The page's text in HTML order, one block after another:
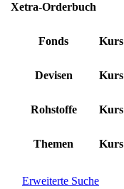
Xetra-Orderbuch
Fonds Kurs
Devisen Kurs
Rohstoffe Kurs
Themen Kurs
Erweiterte Suche